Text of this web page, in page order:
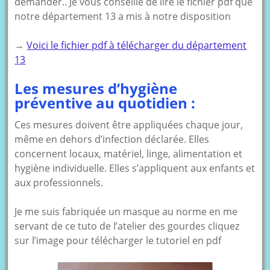
notre département 13 a mis à notre disposition
→Voici le fichier pdf à télécharger du département
13
Les mesures d’hygiène
préventive au quotidien :
Ces mesures doivent être appliquées chaque jour,
même en dehors d’infection déclarée. Elles
concernent locaux, matériel, linge, alimentation et
hygiène individuelle. Elles s’appliquent aux enfants et
aux professionnels.
Je me suis fabriquée un masque au norme en me
servant de ce tuto de l’atelier des gourdes cliquez
sur l’image pour télécharger le tutoriel en pdf